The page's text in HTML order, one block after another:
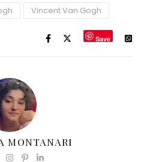
Vincent Van Gogh
Save
MONTANARI